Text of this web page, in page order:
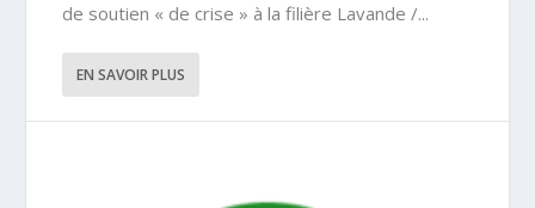
de soutien « de crise » à la filière Lavande /...
EN SAVOIR PLUS